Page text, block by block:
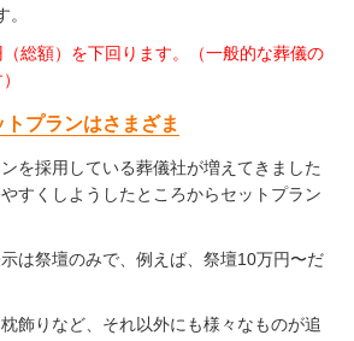
総額）を下回ります。（一般的な葬儀の
プランはさまざま
を採用している葬儀社が増えてきました
すくしようしたところからセットプラン
は祭壇のみで、例えば、祭壇10万円〜だ
飾りなど、それ以外にも様々なものが追